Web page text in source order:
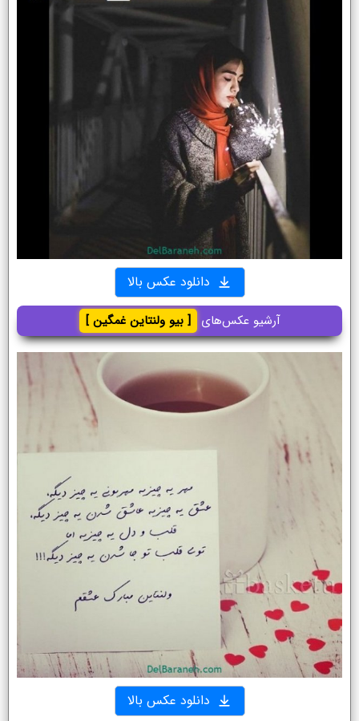
دانلود عکس بالا
آرشیو عکس‌های [ بیو ولنتاین غمگین ]
دانلود عکس بالا